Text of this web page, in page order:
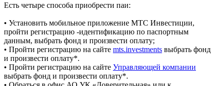
Есть четыре способа приобрести паи:
• Установить мобильное приложение МТС Инвестиции,
пройти регистрацию -идентификацию по паспортным
данным, выбрать фонд и произвести оплату;
• Пройти регистрацию на сайте mts.investments выбрать фонд
и произвести оплату*.
• Пройти регистрацию на сайте Управляющей компании
выбрать фонд и произвести оплату*.